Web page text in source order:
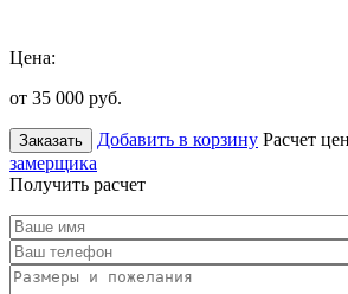
Цена:
от 35 000 руб.
Заказать Добавить в корзину Расчет
замерщика
Получить расчет